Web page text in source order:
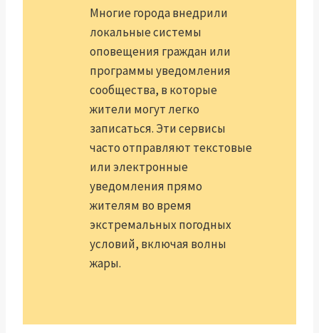
Многие города внедрили
локальные системы
оповещения граждан или
программы уведомления
сообщества, в которые
жители могут легко
записаться. Эти сервисы
часто отправляют текстовые
или электронные
уведомления прямо
жителям во время
экстремальных погодных
условий, включая волны
жары.